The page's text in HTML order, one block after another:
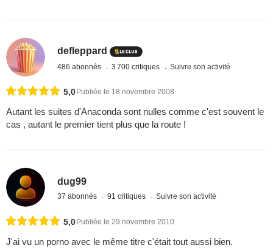
defleppard
486 abonnés 3 700 critiques Suivre son activité
5,0Publiée le 18 novembre 2008
Autant les suites d'Anaconda sont nulles comme c'est souvent le
cas , autant le premier tient plus que la route !
dug99
37 abonnés 91 critiques Suivre son activité
5,0 Publiée le 29 novembre 2010
J'ai vu un porno avec le même titre c'était tout aussi bien.